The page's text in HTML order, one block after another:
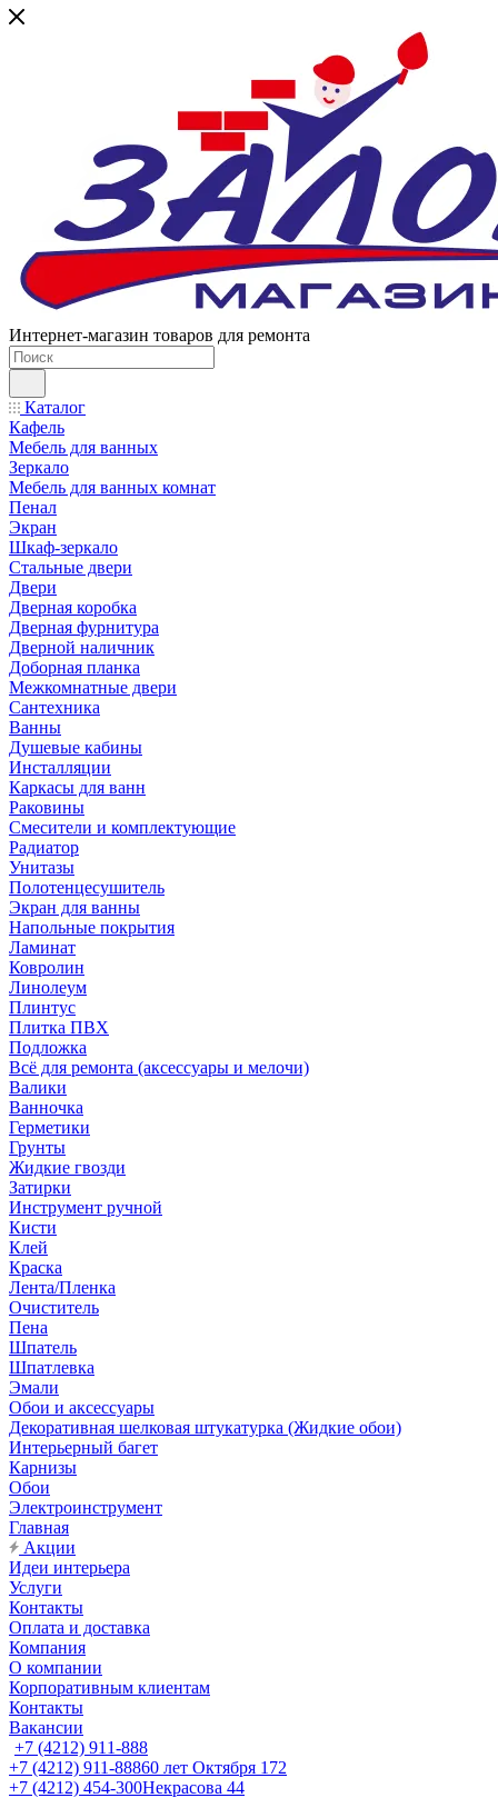
Интернет-магазин товаров для ремонта
Каталог
Кафель
Мебель для ванных
Зеркало
Мебель для ванных комнат
Пенал
Экран
Шкаф-зеркало
Стальные двери
Двери
Дверная коробка
Дверная фурнитура
Дверной наличник
Доборная планка
Межкомнатные двери
Сантехника
Ванны
Душевые кабины
Инсталляции
Каркасы для ванн
Раковины
Смесители и комплектующие
Радиатор
Унитазы
Полотенцесушитель
Экран для ванны
Напольные покрытия
Ламинат
Ковролин
Линолеум
Плинтус
Плитка ПВХ
Подложка
Всё для ремонта (аксессуары и мелочи)
Валики
Ванночка
Герметики
Грунты
Жидкие гвозди
Затирки
Инструмент ручной
Кисти
Клей
Краска
Лента/Пленка
Очиститель
Пена
Шпатель
Шпатлевка
Эмали
Обои и аксессуары
Декоративная шелковая штукатурка (Жидкие обои)
Интерьерный багет
Карнизы
Обои
Электроинструмент
Главная
Акции
Идеи интерьера
Услуги
Контакты
Оплата и доставка
Компания
О компании
Корпоративным клиентам
Контакты
Вакансии
+7 (4212) 911-888
+7 (4212) 911-88860 лет Октября 172
+7 (4212) 454-300Некрасова 44